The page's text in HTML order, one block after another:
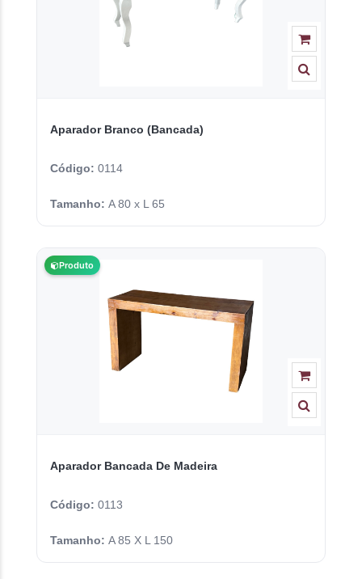
Aparador Branco (Bancada)
Código: 0114
Tamanho: A 80 x L 65
Produto
Aparador Bancada De Madeira
Código: 0113
Tamanho: A 85 X L 150